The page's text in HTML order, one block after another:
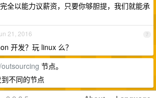
全以能力议薪资，只要你够胆提，我们就能承
7
21, 2016
开发？玩 linux 么？
节点。
不同的节点